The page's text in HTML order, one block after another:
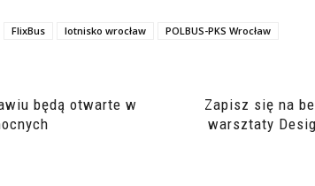
FlixBus lotnisko wrocław POLBUS-PKS Wrocław
będą otwarte w
Zapisz się na
warsztaty